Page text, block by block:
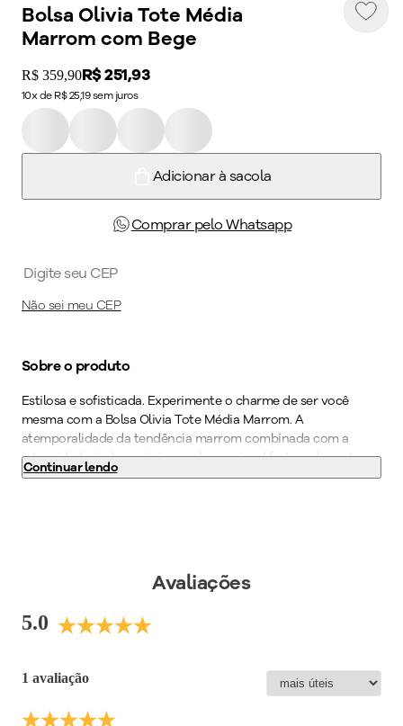
Bolsa Olivia Tote Média
Marrom com Bege
Original price:
R$ 359,90Price:
R$ 251,93
10x de R$ 25,19 sem juros
Adicionar à sacola
Comprar pelo Whatsapp
Não sei meu CEP
Sobre o produto
Estilosa e sofisticada. Experimente o charme de ser você
mesma com a Bolsa Olivia Tote Média Marrom. A
atemporalidade da tendência marrom combinada com a
intensidade do bege deixa qualquer visual forte e elegante.
Esse modelo é perfeito para compor produções clássicas e
Largura 25 x Altura 26 x Profundidade 10
Ref:CB20128
Continuar lendo
Avaliações
5.0
1 avaliação